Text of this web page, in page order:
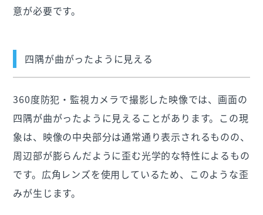
意が必要です。
四隅が曲がったように見える
360度防犯・監視カメラで撮影した映像では、画面の
四隅が曲がったように見えることがあります。この現
象は、映像の中央部分は通常通り表示されるものの、
周辺部が膨らんだように歪む光学的な特性によるもの
です。広角レンズを使用しているため、このような歪
みが生じます。